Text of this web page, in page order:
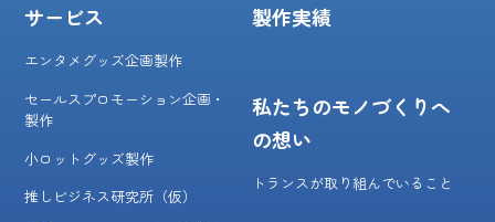
サービス
エンタメグッズ企画製作
セールスプロモーション企画・
製作
小ロットグッズ製作
推しビジネス研究所（仮）
製作実績
私たちのモノづくりへ
の想い
トランスが取り組んでいること